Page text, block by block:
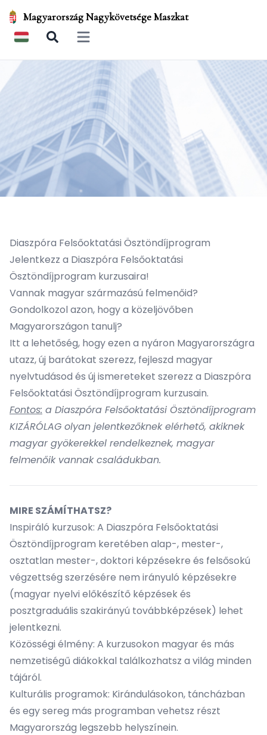
Magyarország Nagykövetsége Maszkat
Open main menu
Diaszpóra Felsőoktatási Ösztöndíjprogram
Jelentkezz a Diaszpóra Felsőoktatási
Ösztöndíjprogram kurzusaira!
Vannak magyar származású felmenőid?
Gondolkozol azon, hogy a közeljövőben
Magyarországon tanulj?
Itt a lehetőség, hogy ezen a nyáron Magyarországra
utazz, új barátokat szerezz, fejleszd magyar
nyelvtudásod és új ismereteket szerezz a Diaszpóra
Felsőoktatási Ösztöndíjprogram kurzusain.
Fontos: a Diaszpóra Felsőoktatási Ösztöndíjprogram
KIZÁRÓLAG olyan jelentkezőknek elérhető, akiknek
magyar gyökerekkel rendelkeznek, magyar
felmenőik vannak családukban.
MIRE SZÁMÍTHATSZ?
Inspiráló kurzusok: A Diaszpóra Felsőoktatási
Ösztöndíjprogram keretében alap-, mester-,
osztatlan mester-, doktori képzésekre és felsősokú
végzettség szerzésére nem irányuló képzésekre
(magyar nyelvi előkészítő képzések és
posztgraduális szakirányú továbbképzések) lehet
jelentkezni.
Közösségi élmény: A kurzusokon magyar és más
nemzetiségű diákokkal találkozhatsz a világ minden
tájáról.
Kulturális programok: Kirándulásokon, táncházban
és egy sereg más programban vehetsz részt
Magyarország legszebb helyszínein.